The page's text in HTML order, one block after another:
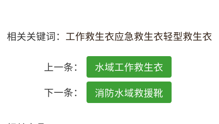
相关关键词： 工作救生衣应急救生衣轻型救生衣
上一条：
水域工作救生衣
下一条：
消防水域救援靴